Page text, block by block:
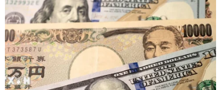
05/08/2026 14:59
Foxconn đạt doanh thu cao kỷ lục
nhờ nhu cầu mạnh đối với AI
05/08/2026 13:41